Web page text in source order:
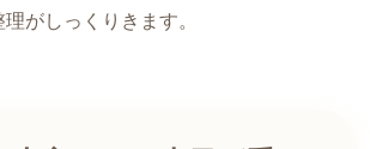
がしっくりきます。